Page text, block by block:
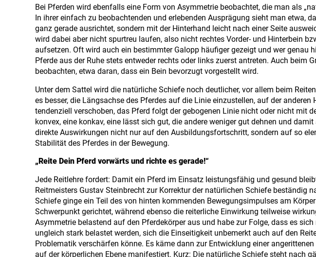
Bei Pferden wird ebenfalls eine Form von Asymmetrie beobachtet, die man als
In ihrer einfach zu beobachtenden und erlebenden Ausprägung sieht man etwa,
ganz gerade ausrichtet, sondern mit der Hinterhand leicht nach einer Seite
wird dabei aber nicht spurtreu laufen, also nicht rechtes Vorder- und Hinterbein
aufsetzen. Oft wird auch ein bestimmter Galopp häufiger gezeigt und wer genau
Pferde aus der Ruhe stets entweder rechts oder links zuerst antreten. Auch beim
beobachten, etwa daran, dass ein Bein bevorzugt vorgestellt wird.
Unter dem Sattel wird die natürliche Schiefe noch deutlicher, vor allem beim
es besser, die Längsachse des Pferdes auf die Linie einzustellen, auf der
tendenziell verschoben, das Pferd folgt der gebogenen Linie nicht oder nicht mit
konvex, eine konkav, eine lässt sich gut, die andere weniger gut dehnen und
direkte Auswirkungen nicht nur auf den Ausbildungsfortschritt, sondern auf so
Stabilität des Pferdes in der Bewegung.
„Reite Dein Pferd vorwärts und richte es gerade!“
Jede Reitlehre fordert: Damit ein Pferd im Einsatz leistungsfähig und gesund
Reitmeisters Gustav Steinbrecht zur Korrektur der natürlichen Schiefe beständig
Schiefe ginge ein Teil des von hinten kommenden Bewegungsimpulses am
Schwerpunkt gerichtet, während ebenso die reiterliche Einwirkung teilweise
Asymmetrie belastend auf den Pferdekörper aus und habe zur Folge, dass es
ungleich stark belastet werden, sich die Einseitigkeit unbemerkt auch auf den
Problematik verschärfen könne. Es käme dann zur Entwicklung einer
auf der körperlichen Ebene manifestiert. Kurz: Die natürliche Schiefe steht nach